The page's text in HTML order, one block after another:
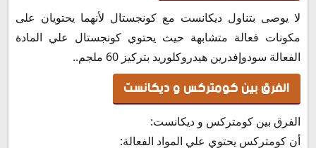
لا يوصى بتناول ديكانست مع كونجستال لأنهما يحتويان على
مكونات فعالة متشابهة حيث يحتوي كونجستال علي المادة
الفعالة سودوإفدرين هيدروكلوريد بتركيز 60 ملجم..
الفرق بين كومتركس و ديكانست
الفرق بين كومتركس و ديكانست:
أن كومتركس يحتوي علي المواد الفعالة: